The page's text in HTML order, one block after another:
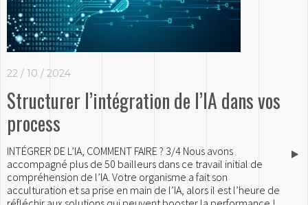
22 / 10 / 2024
Structurer l’intégration de l’IA dans vos
process
INTÉGRER DE L’IA, COMMENT FAIRE ? 3/4 Nous avons
accompagné plus de 50 bailleurs dans ce travail initial de
compréhension de l’IA. Votre organisme a fait son
acculturation et sa prise en main de l’IA, alors il est l’heure de